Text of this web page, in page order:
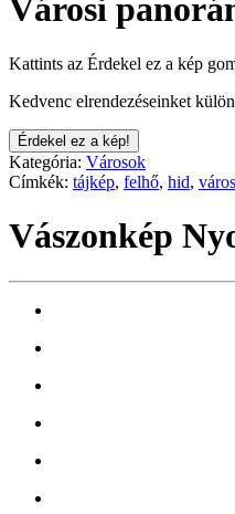
Városi
Kattints az Érdekel ez a kép
Kedvenc elrendezéseinket
Érdekel ez a kép!
Kategória: Városok
Címkék: tájkép, felhő, hid, város
Vászonkép